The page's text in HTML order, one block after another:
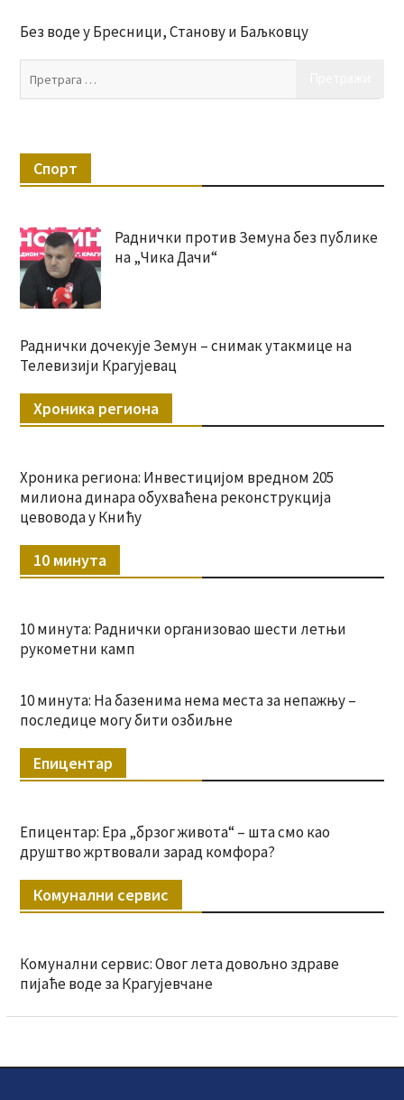
Без воде у Бресници, Станову и Баљковцу
Спорт
Раднички против Земуна без публике
на „Чика Дачи“
Раднички дочекује Земун – снимак утакмице на
Телевизији Крагујевац
Хроника региона
Хроника региона: Инвестицијом вредном 205
милиона динара обухваћена реконструкција
цевовода у Книћу
10 минута
10 минута: Раднички организовао шести летњи
рукометни камп
10 минута: На базенима нема места за непажњу –
последице могу бити озбиљне
Епицентар
Епицентар: Ера „брзог живота“ – шта смо као
друштво жртвовали зарад комфора?
Комунални сервис
Комунални сервис: Овог лета довољно здраве
пијаће воде за Крагујевчане